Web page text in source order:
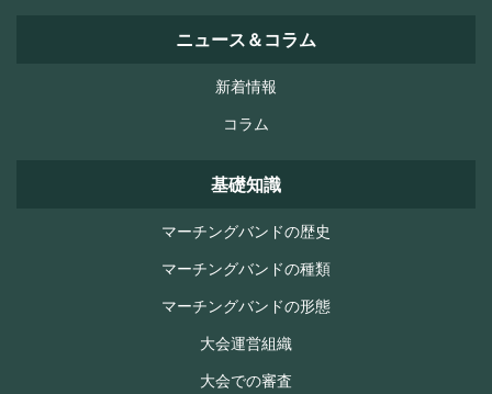
ニュース＆コラム
新着情報
コラム
基礎知識
マーチングバンドの歴史
マーチングバンドの種類
マーチングバンドの形態
大会運営組織
大会での審査